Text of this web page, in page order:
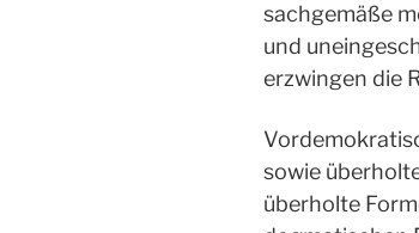
sachgemäße
und
erzwingen die
sowie
überholte